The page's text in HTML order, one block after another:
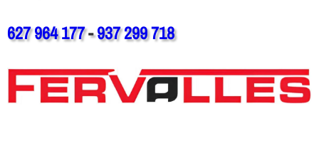
627 964 177-937 299 718